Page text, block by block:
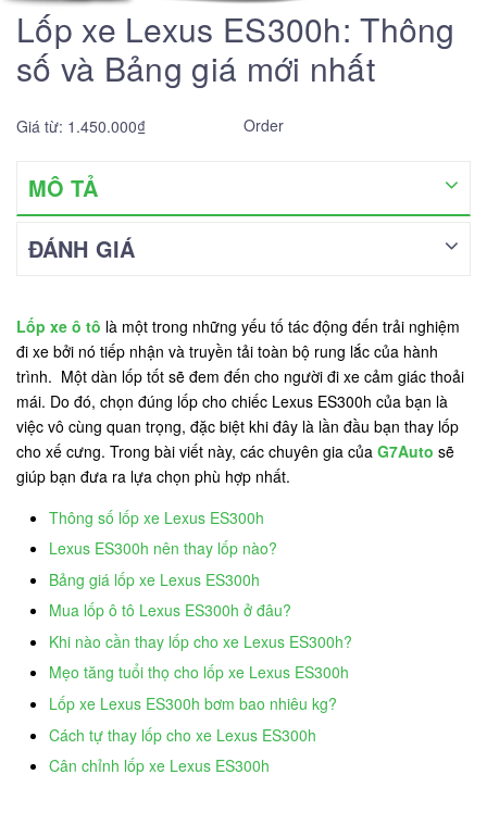
Lốp xe Lexus ES300h: Thông
số và Bảng giá mới nhất
Giá từ: 1.450.000₫ Order
MÔ TẢ
ĐÁNH GIÁ
Lốp xe ô tô là một trong những yếu tố tác động đến trải nghiệm
đi xe bởi nó tiếp nhận và truyền tải toàn bộ rung lắc của hành
trình. Một dàn lốp tốt sẽ đem đến cho người đi xe cảm giác thoải
mái. Do đó, chọn đúng lốp cho chiếc Lexus ES300h của bạn là
việc vô cùng quan trọng, đặc biệt khi đây là lần đầu bạn thay lốp
cho xế cưng. Trong bài viết này, các chuyên gia của G7Auto sẽ
giúp bạn đưa ra lựa chọn phù hợp nhất.
Thông số lốp xe Lexus ES300h
Lexus ES300h nên thay lốp nào?
Bảng giá lốp xe Lexus ES300h
Mua lốp ô tô Lexus ES300h ở đâu?
Khi nào cần thay lốp cho xe Lexus ES300h?
Mẹo tăng tuổi thọ cho lốp xe Lexus ES300h
Lốp xe Lexus ES300h bơm bao nhiêu kg?
Cách tự thay lốp cho xe Lexus ES300h
Cân chỉnh lốp xe Lexus ES300h